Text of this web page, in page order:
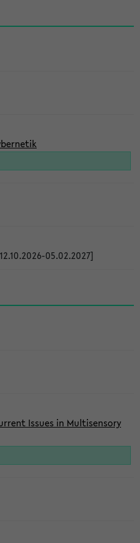
05.02.2027]
Issues in Multisensory